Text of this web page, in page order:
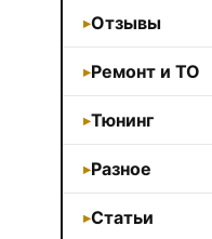
Отзывы
Ремонт и ТО
Тюнинг
Разное
Статьи